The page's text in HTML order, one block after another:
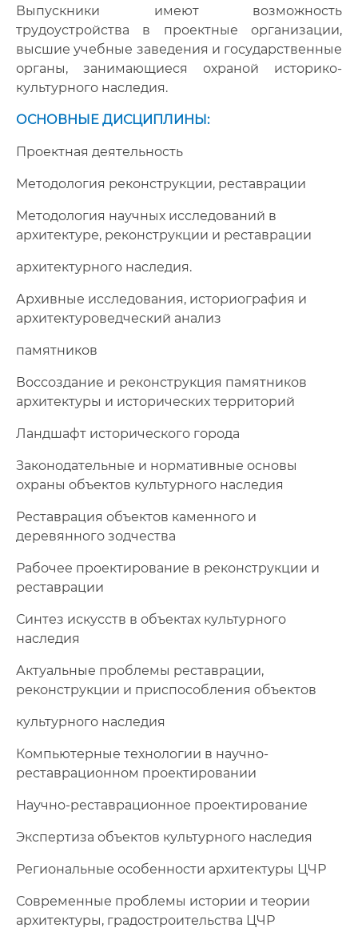
Выпускники имеют возможность
трудоустройства в проектные организации,
высшие учебные заведения и государственные
органы, занимающиеся охраной историко-
культурного наследия.
ОСНОВНЫЕ ДИСЦИПЛИНЫ:
Проектная деятельность
Методология реконструкции, реставрации
Методология научных исследований в
архитектуре, реконструкции и реставрации
архитектурного наследия.
Архивные исследования, историография и
архитектуроведческий анализ
памятников
Воссоздание и реконструкция памятников
архитектуры и исторических территорий
Ландшафт исторического города
Законодательные и нормативные основы
охраны объектов культурного наследия
Реставрация объектов каменного и
деревянного зодчества
Рабочее проектирование в реконструкции и
реставрации
Синтез искусств в объектах культурного
наследия
Актуальные проблемы реставрации,
реконструкции и приспособления объектов
культурного наследия
Компьютерные технологии в научно-
реставрационном проектировании
Научно-реставрационное проектирование
Экспертиза объектов культурного наследия
Региональные особенности архитектуры ЦЧР
Современные проблемы истории и теории
архитектуры, градостроительства ЦЧР